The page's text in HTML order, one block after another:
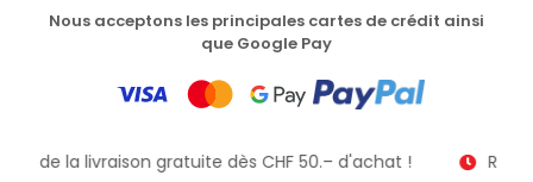
Nous acceptons les principales cartes de crédit ainsi
que Google Pay
de la livraison gratuite dès CHF 50.– d'achat !